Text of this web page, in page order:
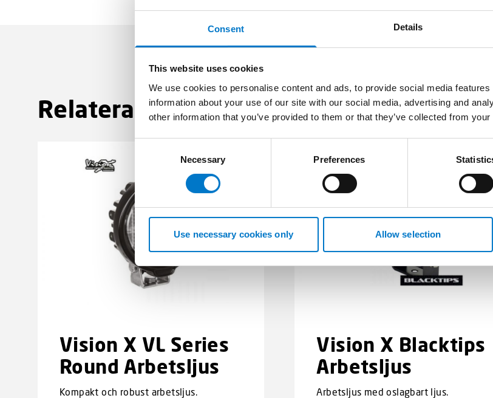
Consent Details
This website uses cookies
We use cookies to personalise content and ads, to provide social media
information about your use of our site with our social media, advertising and
other information that you’ve provided to them or that they’ve collected from
s
e
n
t
S
e
l
o
n
Necessary Preferences
Use necessary cookies only Allow selection
Relaterade produkter (3)
Vision X VL Series
Round Arbetsljus
Kompakt och robust arbetsljus.
Vision X Blacktips
Arbetsljus
Arbetsljus med oslagbart ljus.